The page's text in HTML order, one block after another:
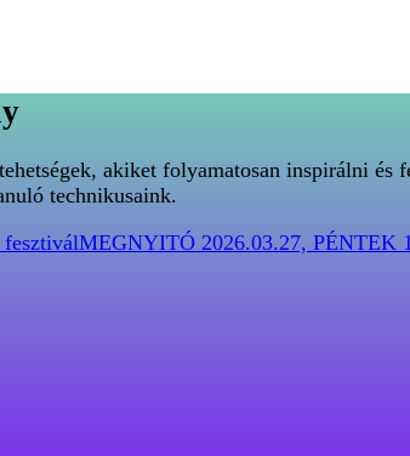
akiket folyamatosan inspirálni
technikusaink.
MEGNYITÓ 2026.03.27, PÉNTEK